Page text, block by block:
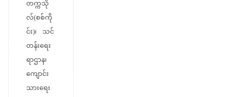
တက္ကသို
လ်(စစ်ကို
င်း)၊ သင်
တန်းရေး
ရာဌာန၊
ကျောင်း
သားရေး